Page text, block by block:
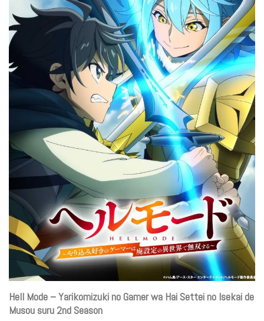
Hell Mode – Yarikomizuki no Gamer wa Hai Settei no Isekai de
Musou suru 2nd Season